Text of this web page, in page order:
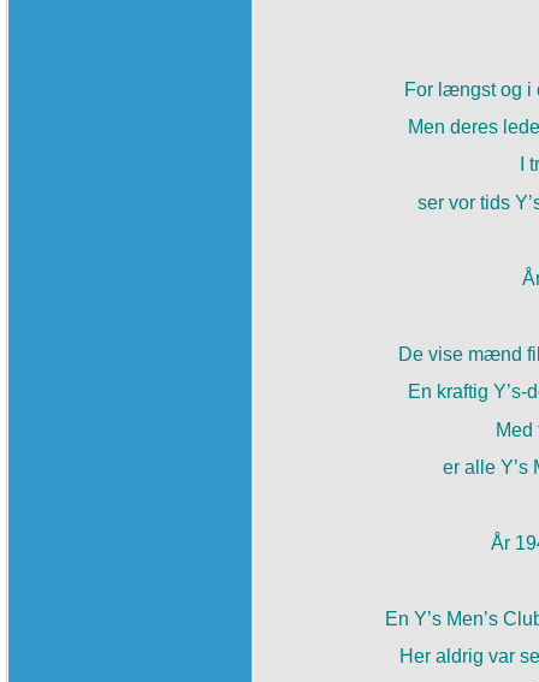
For længst og i
Men deres
I
ser vor tids
De vise mænd
En kraftig
Med
er alle Y’s
År
En Y’s Men’s
Her aldrig var